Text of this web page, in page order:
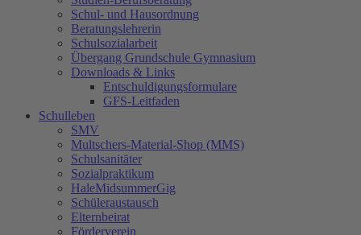
Schul- und Hausordnung
Beratungslehrerin
Schulsozialarbeit
Übergang Grundschule Gymnasium
Downloads & Links
Entschuldigungsformulare
GFS-Leitfaden
Schulleben
SMV
Multschers-Material-Shop (MMS)
Schulsanitäter
Sozialpraktikum
HaleMidsummerGig
Schüleraustausch
Elternbeirat
Förderverein